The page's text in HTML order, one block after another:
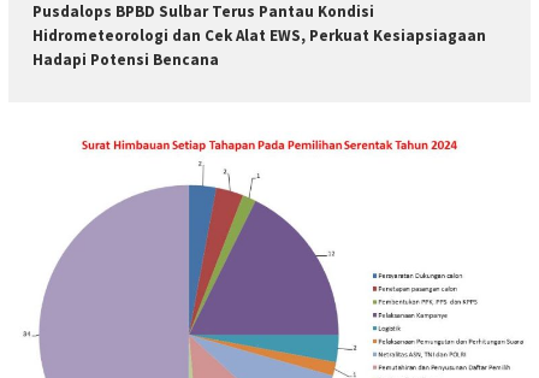
Pusdalops BPBD Sulbar Terus Pantau Kondisi
Hidrometeorologi dan Cek Alat EWS, Perkuat Kesiapsiagaan
Hadapi Potensi Bencana